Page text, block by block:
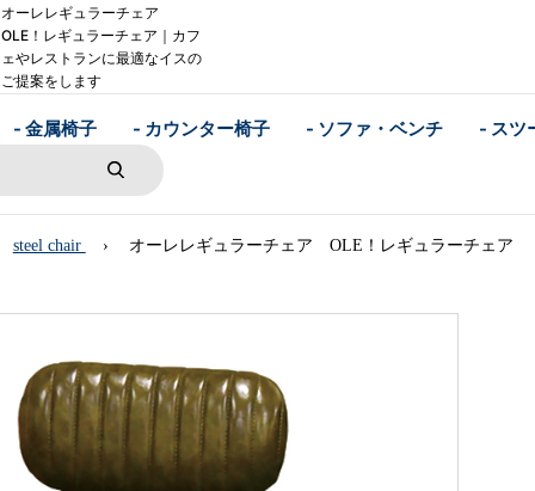
オーレレギュラーチェア
OLE！レギュラーチェア｜カフ
ェやレストランに最適なイスの
ご提案をします
- 金属椅子 - カウンター椅子 - ソファ・ベンチ - スツ
steel chair オーレレギュラーチェア OLE！レギュラーチェア